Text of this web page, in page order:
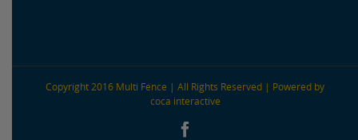
Copyright 2016 Multi Fence | All Rights Reserved | Powered by
coca interactive